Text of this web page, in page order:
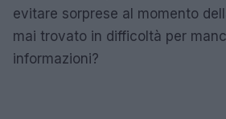
evitare sorprese al momento
mai trovato in difficoltà per
informazioni?